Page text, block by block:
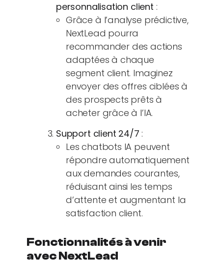
personnalisation client :
Grâce à l’analyse prédictive,
NextLead pourra
recommander des actions
adaptées à chaque
segment client. Imaginez
envoyer des offres ciblées à
des prospects prêts à
acheter grâce à l’IA.
Support client 24/7 :
Les chatbots IA peuvent
répondre automatiquement
aux demandes courantes,
réduisant ainsi les temps
d’attente et augmentant la
satisfaction client.
Fonctionnalités à venir
avec NextLead